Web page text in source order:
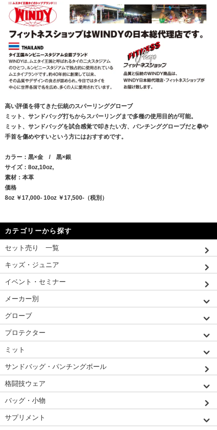
高い評価を得てきた伝統のスパーリンググローブ
ミット、サンドバッグ打ちからスパーリングまで多種の使用目的が可能。
ミット、サンドバッグを試合感覚で叩きたい方、パンチンググローブだと拳や
手首を傷めやすいという方にはおすすめです。
カラー：黒×金 / 黒×銀
サイズ：8oz,10oz,
素材：本革
価格
8oz ￥17,000- 10oz ￥17,500-（税別）
カテゴリーから探す
セット売り 一覧
キッズ・ジュニア
イベント・セミナー
メーカー別
グローブ
プロテクター
ミット
サンドバッグ・パンチングボール
格闘技ウェア
バッグ・小物
サプリメント